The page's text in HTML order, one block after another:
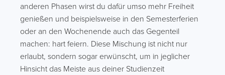
anderen Phasen wirst du dafür umso mehr Freiheit
genießen und beispielsweise in den Semesterferien
oder an den Wochenende auch das Gegenteil
machen: hart feiern. Diese Mischung ist nicht nur
erlaubt, sondern sogar erwünscht, um in jeglicher
Hinsicht das Meiste aus deiner Studienzeit